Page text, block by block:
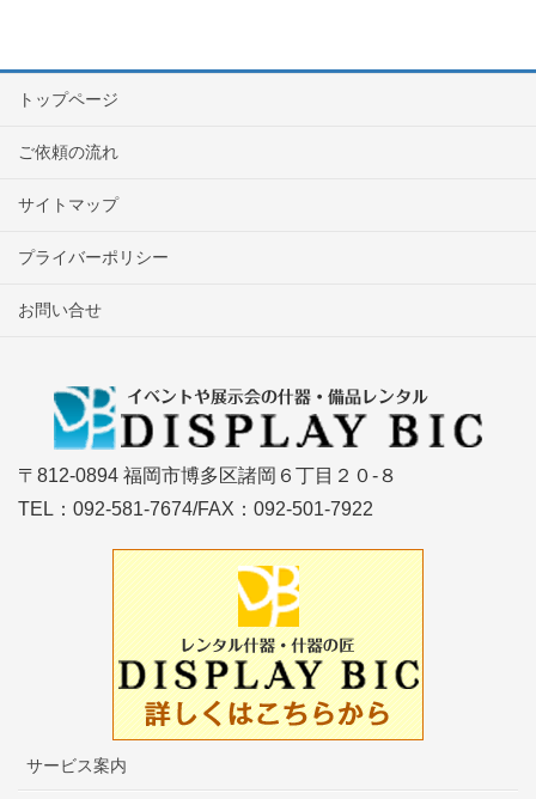
トップページ
ご依頼の流れ
サイトマップ
プライバーポリシー
お問い合せ
〒812-0894 福岡市博多区諸岡６丁目２０-８
TEL：092-581-7674/FAX：092-501-7922
サービス案内